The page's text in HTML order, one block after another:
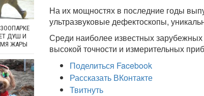
На их мощностях в последние годы
ультразвуковые дефектоскопы,
Среди наиболее известных
высокой точности и измерительных
Поделиться Facebook
Рассказать ВКонтакте
Твитнуть
ДУШ И
ЖАРЫ